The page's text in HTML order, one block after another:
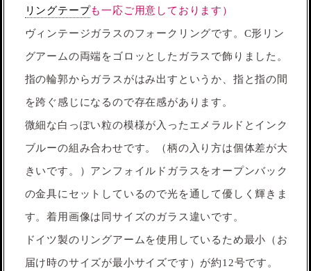
リングテープも一応ご用意しております）
ヴィンテージガラスのフォークリングです。C形リン
グアームの両端をゴロッとしたガラスで飾りました。
指の輪郭からガラスがはみ出すというか、指と指の間
を跨ぐ感じになるので存在感があります。
微細な白っぽい粒の模様が入ったエメラルドとインク
ブルーの組み合わせです。（柄の入り方は個体差が大
きいです。）アンフォイルドガラスをオープンバック
の金具にセットしているので光を通して優しく輝きま
す。着用画像は同サイズのガラス違いです。
ドイツ製のリングアームを使用しているため最小（お
届け時のサイズが最小サイズです）が約12号です。